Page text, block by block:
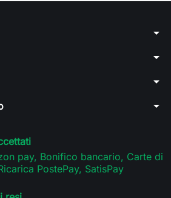
arrow_drop_down
arrow_drop_down
arrow_drop_down
arrow_drop_down
pay, Bonifico bancario, Carte di
PostePay, SatisPay